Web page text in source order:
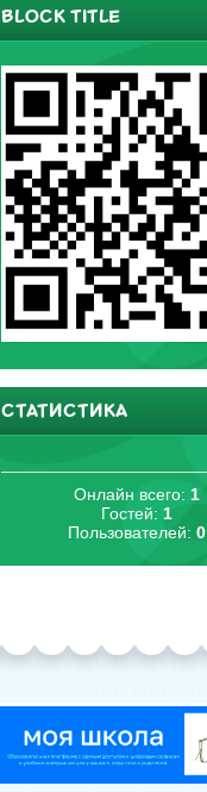
BLOCK TITLE
СТАТИСТИКА
Онлайн всего: 1
Гостей: 1
Пользователей:0